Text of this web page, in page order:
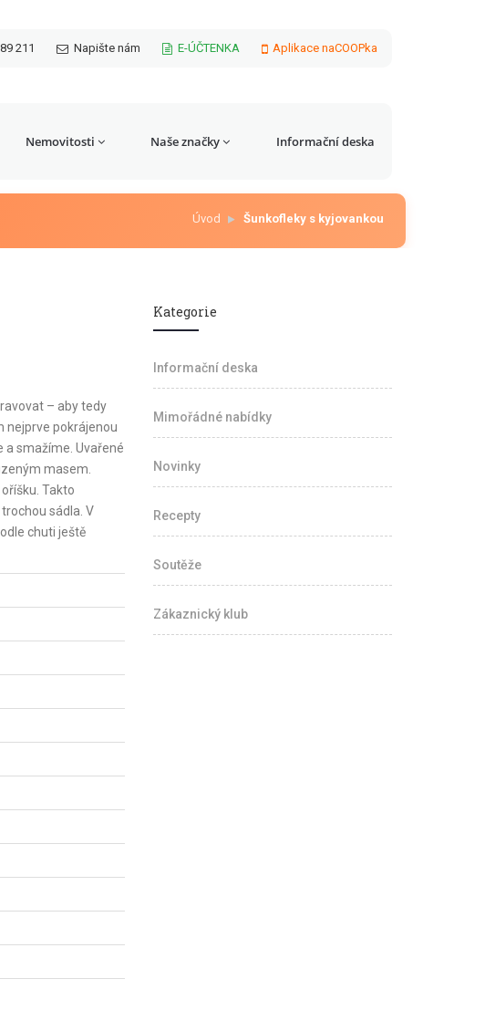
211 Napište nám E-ÚČTENKA Aplikace naCOOPka
Nemovitosti Naše značky Informační deska
Úvod Šunkofleky s kyjovankou
– aby tedy
nejprve pokrájenou
a smažíme. Uvařené
masem.
Takto
sádla. V
chuti ještě
Kategorie
Informační deska
Mimořádné nabídky
Novinky
Recepty
Soutěže
Zákaznický klub